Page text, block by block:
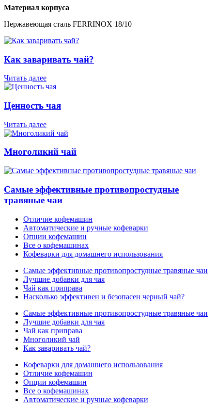
Материал корпуса
Нержавеющая сталь FERRINOX 18/10
Как заваривать чай?
Читать далее
Ценность чая
Читать далее
Многоликий чай
Самые эффективные противопростудные
травяные чаи
Отличие кофемашин
Автоматические и ручные кофеварки
Опции кофемашин
Все о кофемашинах
Кофеварки для домашнего использования
Самые эффективные противопростудные травяные чаи
Лучшие добавки для чая
Чай как приправа
Насколько эффективен и безопасен черный чай?
Самые эффективные противопростудные травяные чаи
Лучшие добавки для чая
Чай как приправа
Многоликий чай
Как заваривать чай?
Кофеварки для домашнего использования
Отличие кофемашин
Опции кофемашин
Все о кофемашинах
Автоматические и ручные кофеварки